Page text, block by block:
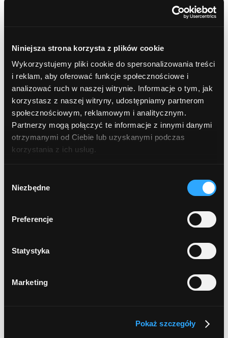
Niniejsza strona korzysta z plików cookie
Wykorzystujemy pliki cookie do spersonalizowania treści
i reklam, aby oferować funkcje społecznościowe i
analizować ruch w naszej witrynie. Informacje o tym, jak
korzystasz z naszej witryny, udostępniamy partnerom
społecznościowym, reklamowym i analitycznym.
Partnerzy mogą połączyć te informacje z innymi danymi
otrzymanymi od Ciebie lub uzyskanymi podczas
korzystania z ich usług.
zgody
Niezbędne
Preferencje
Statystyka
Marketing
Pokaż szczegóły
SOLE i ZIOŁA DO KĄPIELI
DO TWARZY
Glinki
Serum
Demakijaż i oczyszczanie twarzy
Oleje do twarzy